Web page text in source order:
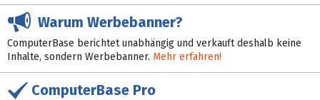
Warum Werbebanner?
ComputerBase berichtet unabhängig und verkauft deshalb keine
Inhalte, sondern Werbebanner. Mehr erfahren!
ComputerBase Pro